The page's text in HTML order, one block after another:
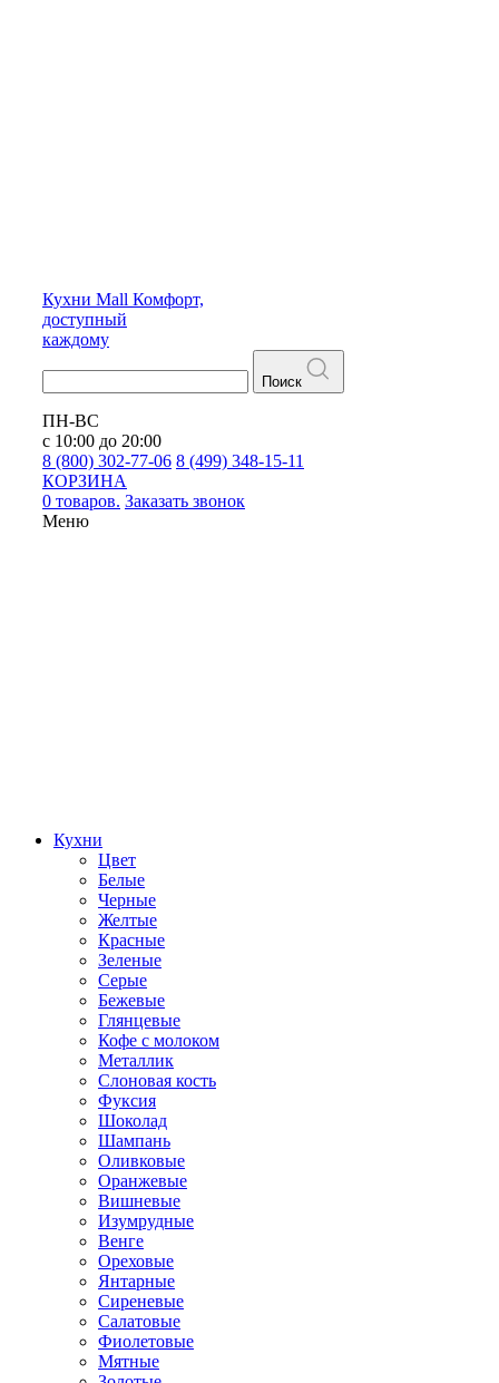
Кухни Mall Комфорт,
доступный
каждому
Поиск
ПН-ВС
с 10:00 до 20:00
8 (800) 302-77-06 8 (499) 348-15-11
КОРЗИНА
0 товаров. Заказать звонок
Меню
Кухни
Цвет
Белые
Черные
Желтые
Красные
Зеленые
Серые
Бежевые
Глянцевые
Кофе с молоком
Металлик
Слоновая кость
Фуксия
Шоколад
Шампань
Оливковые
Оранжевые
Вишневые
Изумрудные
Венге
Ореховые
Янтарные
Сиреневые
Салатовые
Фиолетовые
Мятные